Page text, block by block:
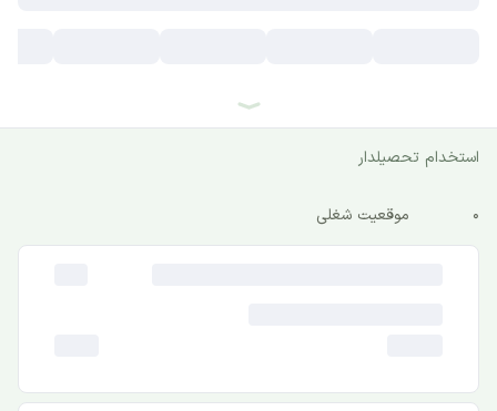
استخدام تحصیلدار
0 موقعیت شغلی